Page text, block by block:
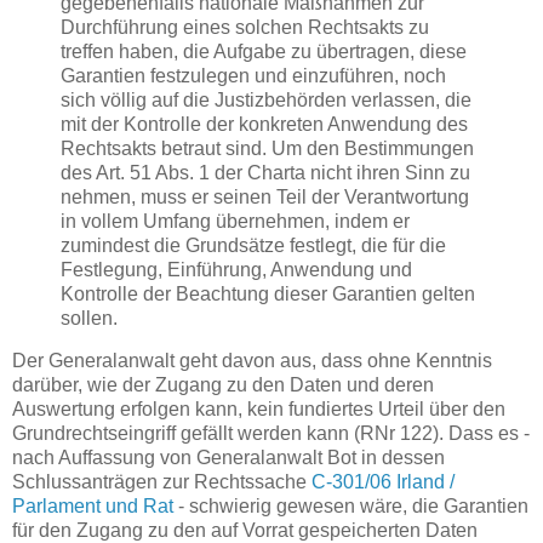
Durchführung eines solchen Rechtsakts zu
treffen haben, die Aufgabe zu übertragen, diese
Garantien festzulegen und einzuführen, noch
sich völlig auf die Justizbehörden verlassen, die
mit der Kontrolle der konkreten Anwendung des
Rechtsakts betraut sind. Um den Bestimmungen
des Art. 51 Abs. 1 der Charta nicht ihren Sinn zu
nehmen, muss er seinen Teil der Verantwortung
in vollem Umfang übernehmen, indem er
zumindest die Grundsätze festlegt, die für die
Festlegung, Einführung, Anwendung und
Kontrolle der Beachtung dieser Garantien gelten
sollen.
Der Generalanwalt geht davon aus, dass ohne Kenntnis
darüber, wie der Zugang zu den Daten und deren
Auswertung erfolgen kann, kein fundiertes Urteil über den
Grundrechtseingriff gefällt werden kann (RNr 122). Dass es -
nach Auffassung von Generalanwalt Bot in dessen
Schlussanträgen zur Rechtssache C-301/06 Irland /
Parlament und Rat- schwierig gewesen wäre, die Garantien
für den Zugang zu den auf Vorrat gespeicherten Daten